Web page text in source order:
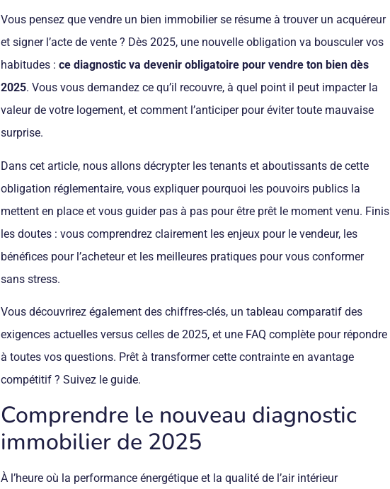
Vous pensez que vendre un bien immobilier se résume à trouver un acquéreur
et signer l’acte de vente ? Dès 2025, une nouvelle obligation va bousculer vos
habitudes : ce diagnostic va devenir obligatoire pour vendre ton bien dès
2025. Vous vous demandez ce qu’il recouvre, à quel point il peut impacter la
valeur de votre logement, et comment l’anticiper pour éviter toute mauvaise
surprise.
Dans cet article, nous allons décrypter les tenants et aboutissants de cette
obligation réglementaire, vous expliquer pourquoi les pouvoirs publics la
mettent en place et vous guider pas à pas pour être prêt le moment venu. Finis
les doutes : vous comprendrez clairement les enjeux pour le vendeur, les
bénéfices pour l’acheteur et les meilleures pratiques pour vous conformer
sans stress.
Vous découvrirez également des chiffres-clés, un tableau comparatif des
exigences actuelles versus celles de 2025, et une FAQ complète pour répondre
à toutes vos questions. Prêt à transformer cette contrainte en avantage
compétitif ? Suivez le guide.
Comprendre le nouveau diagnostic
immobilier de 2025
À l’heure où la performance énergétique et la qualité de l’air intérieur